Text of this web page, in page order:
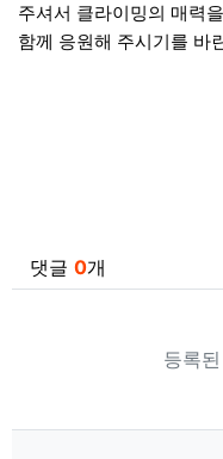
주셔서 클라이밍의 매력
함께 응원해 주시기를 바
댓글 0개
등록